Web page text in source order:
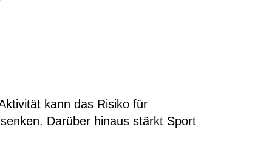
kann das Risiko für
Darüber hinaus stärkt Sport